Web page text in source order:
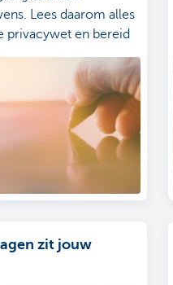
Lees daarom alles
privacywet en bereid
zit jouw